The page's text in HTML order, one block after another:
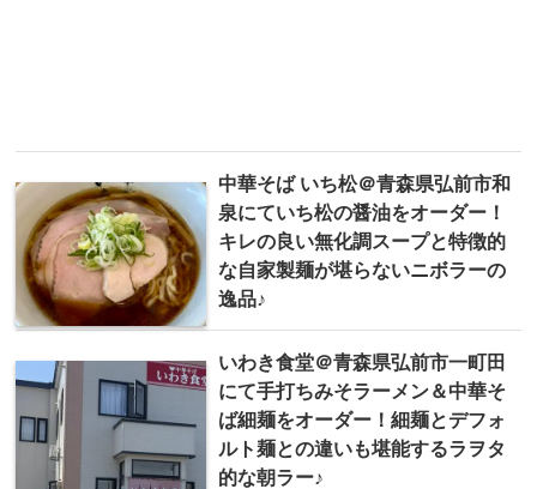
中華そば いち松＠青森県弘前市和
泉にていち松の醤油をオーダー！
キレの良い無化調スープと特徴的
な自家製麺が堪らないニボラーの
逸品♪
いわき食堂＠青森県弘前市一町田
にて手打ちみそラーメン＆中華そ
ば細麺をオーダー！細麺とデフォ
ルト麺との違いも堪能するラヲタ
的な朝ラー♪